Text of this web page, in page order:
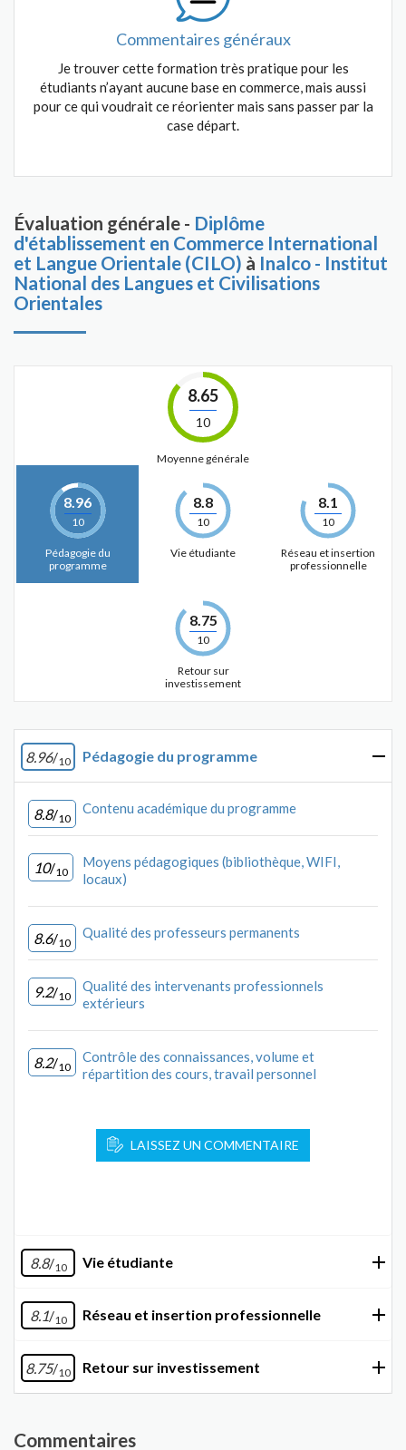
Commentaires généraux
Je trouver cette formation très pratique pour les
étudiants n’ayant aucune base en commerce, mais aussi
pour ce qui voudrait ce réorienter mais sans passer par la
case départ.
Évaluation générale - Diplôme
d'établissement en Commerce International
et Langue Orientale (CILO) à Inalco - Institut
National des Langues et Civilisations
Orientales
8.65
10
Moyenne générale
8.96
10
Pédagogie du
programme
8.8
10
Vie étudiante
8.1
10
Réseau et insertion
professionnelle
8.75
10
Retour sur
investissement
8.96/10 Pédagogie du programme
8.8/10
Contenu académique du programme
10/10
Moyens pédagogiques (bibliothèque, WIFI,
locaux)
8.6/10
Qualité des professeurs permanents
9.2/10
Qualité des intervenants professionnels
extérieurs
8.2/10
Contrôle des connaissances, volume et
répartition des cours, travail personnel
LAISSEZ UN COMMENTAIRE
8.8/10 Vie étudiante
8.1/10 Réseau et insertion professionnelle
8.75/10 Retour sur investissement
Commentaires